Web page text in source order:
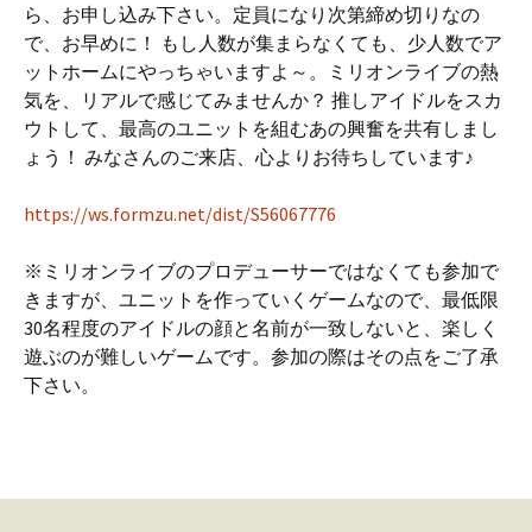
ら、お申し込み下さい。定員になり次第締め切りなの
で、お早めに！ もし人数が集まらなくても、少人数でア
ットホームにやっちゃいますよ～。ミリオンライブの熱
気を、リアルで感じてみませんか？ 推しアイドルをスカ
ウトして、最高のユニットを組むあの興奮を共有しまし
ょう！ みなさんのご来店、心よりお待ちしています♪
https://ws.formzu.net/dist/S56067776
※ミリオンライブのプロデューサーではなくても参加で
きますが、ユニットを作っていくゲームなので、最低限
30名程度のアイドルの顔と名前が一致しないと、楽しく
遊ぶのが難しいゲームです。参加の際はその点をご了承
下さい。